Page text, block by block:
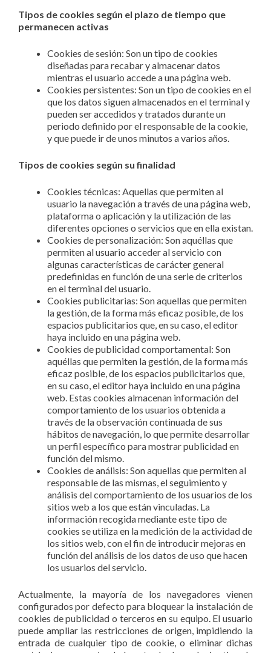
Tipos de cookies según el plazo de tiempo que
permanecen activas
Cookies de sesión: Son un tipo de cookies
diseñadas para recabar y almacenar datos
mientras el usuario accede a una página web.
Cookies persistentes: Son un tipo de cookies en el
que los datos siguen almacenados en el terminal y
pueden ser accedidos y tratados durante un
periodo definido por el responsable de la cookie,
y que puede ir de unos minutos a varios años.
Tipos de cookies según su finalidad
Cookies técnicas: Aquellas que permiten al
usuario la navegación a través de una página web,
plataforma o aplicación y la utilización de las
diferentes opciones o servicios que en ella existan.
Cookies de personalización: Son aquéllas que
permiten al usuario acceder al servicio con
algunas características de carácter general
predefinidas en función de una serie de criterios
en el terminal del usuario.
Cookies publicitarias: Son aquellas que permiten
la gestión, de la forma más eficaz posible, de los
espacios publicitarios que, en su caso, el editor
haya incluido en una página web.
Cookies de publicidad comportamental: Son
aquéllas que permiten la gestión, de la forma más
eficaz posible, de los espacios publicitarios que,
en su caso, el editor haya incluido en una página
web. Estas cookies almacenan información del
comportamiento de los usuarios obtenida a
través de la observación continuada de sus
hábitos de navegación, lo que permite desarrollar
un perfil específico para mostrar publicidad en
función del mismo.
Cookies de análisis: Son aquellas que permiten al
responsable de las mismas, el seguimiento y
análisis del comportamiento de los usuarios de los
sitios web a los que están vinculadas. La
información recogida mediante este tipo de
cookies se utiliza en la medición de la actividad de
los sitios web, con el fin de introducir mejoras en
función del análisis de los datos de uso que hacen
los usuarios del servicio.
Actualmente, la mayoría de los navegadores vienen
configurados por defecto para bloquear la instalación de
cookies de publicidad o terceros en su equipo. El usuario
puede ampliar las restricciones de origen, impidiendo la
entrada de cualquier tipo de cookie, o eliminar dichas